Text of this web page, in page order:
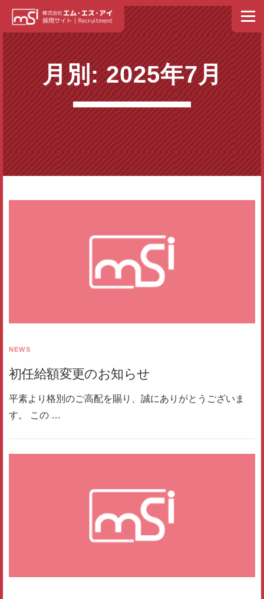
コンテンツへスキップ
メニュ
ホーム NEWS トップメッセージ 私たちの理念
エム・エス・アイ イズム 人材育成・社員教育 社員紹介
募集要項 福利厚生 スケジュール よくある質問
月別: 2025年7月
NEWS
初任給額変更のお知らせ
平素より格別のご高配を賜り、誠にありがとうございま
す。 この …